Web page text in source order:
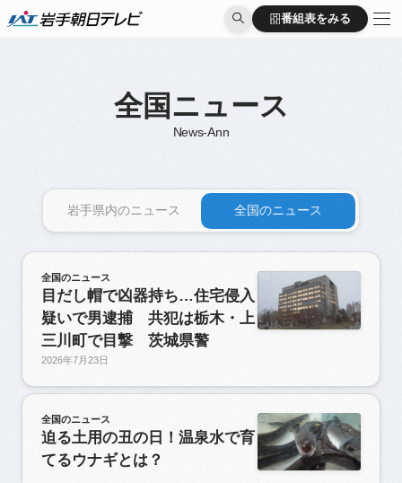
番組表をみる
番組表をみる
全国ニュース
News-Ann
岩手県内のニュース 全国のニュース
全国のニュース
目だし帽で凶器持ち…住宅侵入
疑いで男逮捕 共犯は栃木・上
三川町で目撃 茨城県警
2026年7月23日
全国のニュース
迫る土用の丑の日！温泉水で育
てるウナギとは？